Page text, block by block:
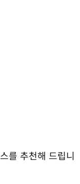
를 추천해 드립니